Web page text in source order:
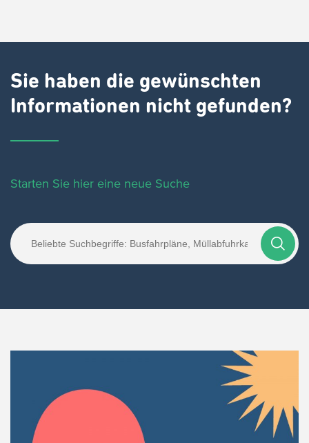
Sie haben die gewünschten
Informationen nicht gefunden?
Starten Sie hier eine neue Suche